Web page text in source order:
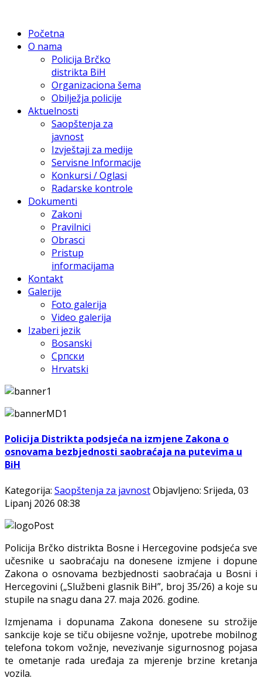
Početna
O nama
Policija Brčko
distrikta BiH
Organizaciona šema
Obilježja policije
Aktuelnosti
Saopštenja za
javnost
Izvještaji za medije
Servisne Informacije
Konkursi / Oglasi
Radarske kontrole
Dokumenti
Zakoni
Pravilnici
Obrasci
Pristup
informacijama
Kontakt
Galerije
Foto galerija
Video galerija
Izaberi jezik
Bosanski
Српски
Hrvatski
Policija Distrikta podsjeća na izmjene Zakona o
osnovama bezbjednosti saobraćaja na putevima u
BiH
Kategorija: Saopštenja za javnostObjavljeno: Srijeda, 03
Lipanj 2026 08:38
Policija Brčko distrikta Bosne i Hercegovine podsjeća sve
učesnike u saobraćaju na donesene izmjene i dopune
Zakona o osnovama bezbjednosti saobraćaja u Bosni i
Hercegovini („Službeni glasnik BiH”, broj 35/26) a koje su
stupile na snagu dana 27. maja 2026. godine.
Izmjenama i dopunama Zakona donesene su strožije
sankcije koje se tiču obijesne vožnje, upotrebe mobilnog
telefona tokom vožnje, nevezivanje sigurnosnog pojasa
te ometanje rada uređaja za mjerenje brzine kretanja
vozila.